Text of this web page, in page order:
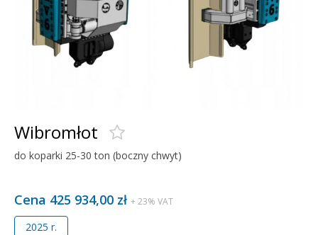
Wibromłot
do koparki 25-30 ton (boczny chwyt)
Cena 425 934,00 zł + 23% VAT
2025 r.